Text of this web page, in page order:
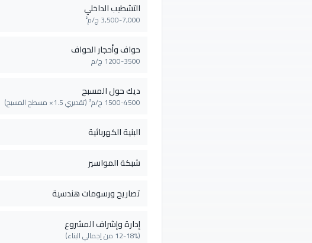
التشطيب الداخلي
3,500-7,000 ج/م²
حواف وأحجار الحواف
1200-3500 ج/م
ديك حول المسبح
1500-4500 ج/م² (تقديري 1.5× مسطح المسبح)
البنية الكهربائية
شبكة المواسير
تصاريح ورسومات هندسية
إدارة وإشراف المشروع
(12-18% من إجمالي البناء)